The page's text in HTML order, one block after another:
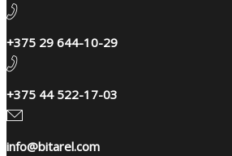
+375 29 644-10-29​
+375 44 522-17-03
info@bitarel.com